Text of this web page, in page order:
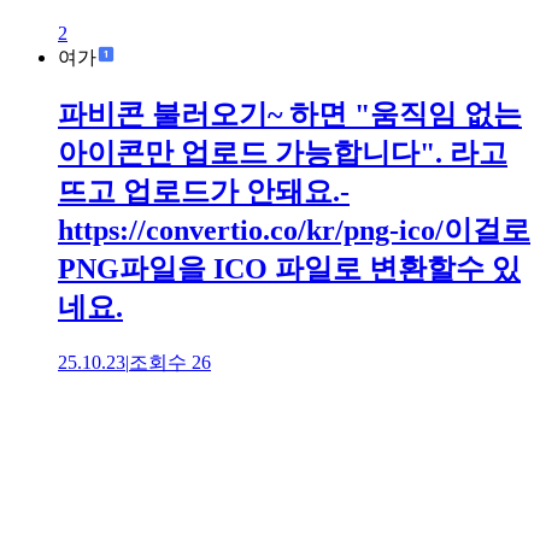
2
여가
파비콘 불러오기~ 하면 "움직임 없는
아이콘만 업로드 가능합니다". 라고
뜨고 업로드가 안돼요.-
https://convertio.co/kr/png-ico/이걸로
PNG파일을 ICO 파일로 변환할수 있
네요.
25.10.23|조회수 26